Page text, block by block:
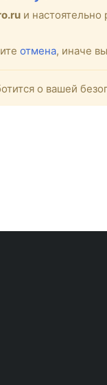
и
отмена, иначе
о вашей